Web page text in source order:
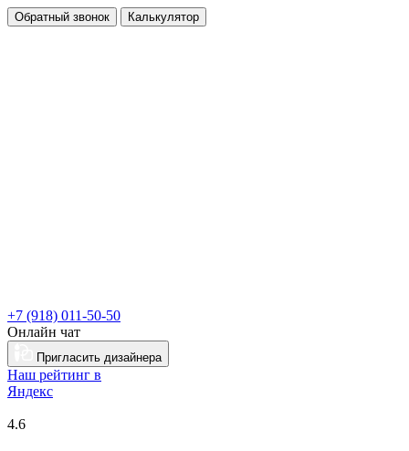
Обратный звонок Калькулятор
+7 (918) 011-50-50
Онлайн чат
Пригласить дизайнера
Наш рейтинг в
Яндекс
4.6